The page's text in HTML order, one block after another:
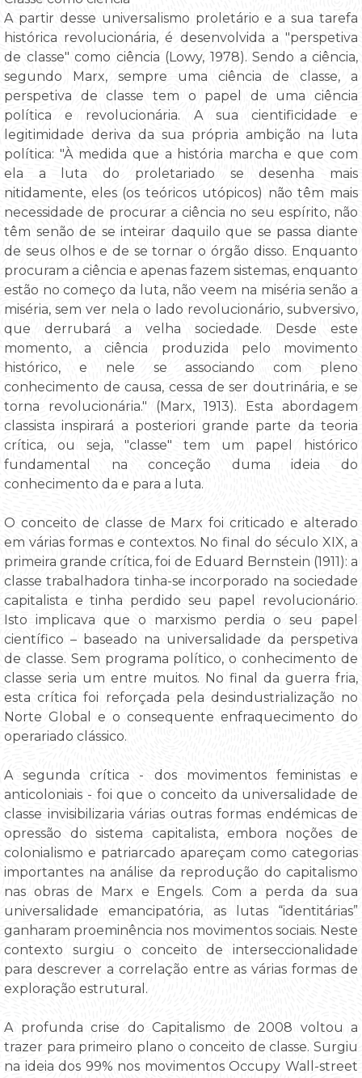
A partir desse universalismo proletário e a sua tarefa
histórica revolucionária, é desenvolvida a "perspetiva
de classe" como ciência (Lowy, 1978). Sendo a ciência,
segundo Marx, sempre uma ciência de classe, a
perspetiva de classe tem o papel de uma ciência
política e revolucionária. A sua cientificidade e
legitimidade deriva da sua própria ambição na luta
política: "À medida que a história marcha e que com
ela a luta do proletariado se desenha mais
nitidamente, eles (os teóricos utópicos) não têm mais
necessidade de procurar a ciência no seu espírito, não
têm senão de se inteirar daquilo que se passa diante
de seus olhos e de se tornar o órgão disso. Enquanto
procuram a ciência e apenas fazem sistemas, enquanto
estão no começo da luta, não veem na miséria senão a
miséria, sem ver nela o lado revolucionário, subversivo,
que derrubará a velha sociedade. Desde este
momento, a ciência produzida pelo movimento
histórico, e nele se associando com pleno
conhecimento de causa, cessa de ser doutrinária, e se
torna revolucionária." (Marx, 1913). Esta abordagem
classista inspirará a posteriori grande parte da teoria
crítica, ou seja, "classe" tem um papel histórico
fundamental na conceção duma ideia do
conhecimento da e para a luta.
O conceito de classe de Marx foi criticado e alterado
em várias formas e contextos. No final do século XIX, a
primeira grande crítica, foi de Eduard Bernstein (1911): a
classe trabalhadora tinha-se incorporado na sociedade
capitalista e tinha perdido seu papel revolucionário.
Isto implicava que o marxismo perdia o seu papel
científico – baseado na universalidade da perspetiva
de classe. Sem programa político, o conhecimento de
classe seria um entre muitos. No final da guerra fria,
esta crítica foi reforçada pela desindustrialização no
Norte Global e o consequente enfraquecimento do
operariado clássico.
A segunda crítica - dos movimentos feministas e
anticoloniais - foi que o conceito da universalidade de
classe invisibilizaria várias outras formas endémicas de
opressão do sistema capitalista, embora noções de
colonialismo e patriarcado apareçam como categorias
importantes na análise da reprodução do capitalismo
nas obras de Marx e Engels. Com a perda da sua
universalidade emancipatória, as lutas “identitárias”
ganharam proeminência nos movimentos sociais. Neste
contexto surgiu o conceito de interseccionalidade
para descrever a correlação entre as várias formas de
exploração estrutural.
A profunda crise do Capitalismo de 2008 voltou a
trazer para primeiro plano o conceito de classe. Surgiu
na ideia dos 99% nos movimentos Occupy Wall-street